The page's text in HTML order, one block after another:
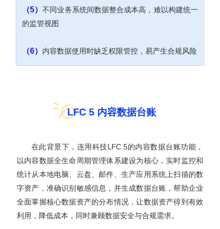
（5）不同业务系统间数据整合成本高，难以构建统一
的监管视图
（6） 内容数据使用时缺乏权限管控，易产生合规风险
LFC 5 内容数据台账
在此背景下，连用科技LFC 5的内容数据台账功能，
以内容数据全生命周期管理体系建设为核心，实时监控和
统计从本地电脑、云盘、邮件、生产应用系统上扫描的数
字资产，准确识别敏感信息，并生成数据台账，帮助企业
全面掌握核心数据资产的分布情况，让数据资产得到有效
利用，降低成本，同时兼顾数据安全与合规需求。